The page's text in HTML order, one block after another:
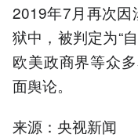
2019年7月再次因
狱中，被判定为“
欧美政商界等众
面舆论。
来源：央视新闻